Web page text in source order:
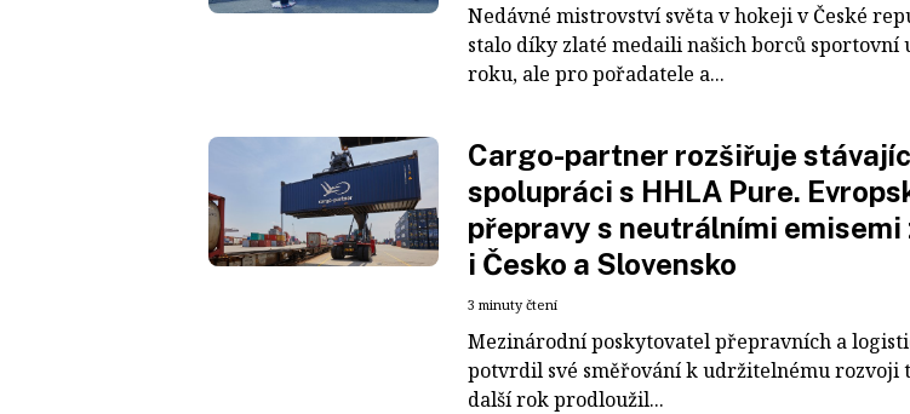
Nedávné mistrovství světa v hokeji v České
stalo díky zlaté medaili našich borců sportovní
roku, ale pro pořadatele a...
Cargo-partner rozšiřuje
spolupráci s HHLA Pure.
přepravy s neutrálními emisemi
i Česko a Slovensko
3 minuty čtení
Mezinárodní poskytovatel přepravních a
potvrdil své směřování k udržitelnému rozvoji
další rok prodloužil...